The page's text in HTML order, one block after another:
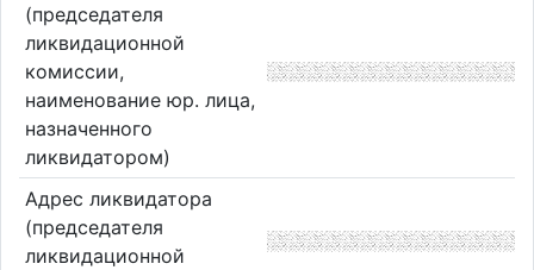
(председателя
ликвидационной
комиссии,
наименование юр. лица,
назначенного
ликвидатором)
Адрес ликвидатора
(председателя
ликвидационной